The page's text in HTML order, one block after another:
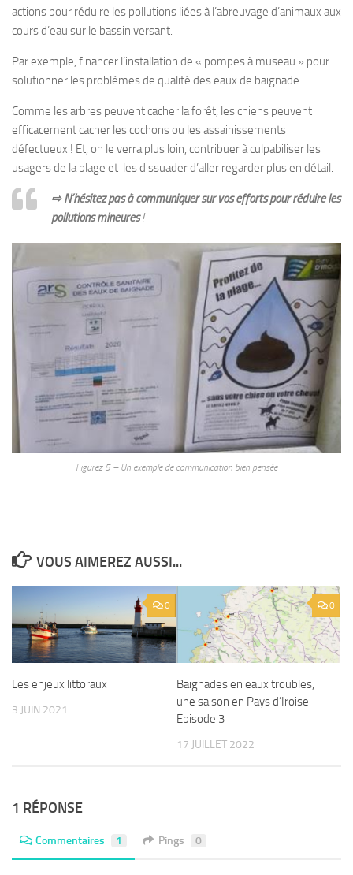
actions pour réduire les pollutions liées à l’abreuvage d’animaux aux
cours d’eau sur le bassin versant.
Par exemple, financer l’installation de « pompes à museau » pour
solutionner les problèmes de qualité des eaux de baignade.
Comme les arbres peuvent cacher la forêt, les chiens peuvent
efficacement cacher les cochons ou les assainissements
défectueux ! Et, on le verra plus loin, contribuer à culpabiliser les
usagers de la plage et les dissuader d’aller regarder plus en détail.
⇨ N’hésitez pas à communiquer sur vos efforts pour réduire les
pollutions mineures!
Figurez 5 – Un exemple de communication bien pensée
VOUS AIMEREZ AUSSI...
0
Les enjeux littoraux
3 JUIN 2021
0
Baignades en eaux troubles,
une saison en Pays d’Iroise –
Episode 3
17 JUILLET 2022
1 RÉPONSE
Commentaires 1 Pings 0